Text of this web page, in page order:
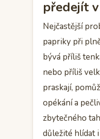
předejít
Nejčastější
papriky při
bývá příliš
nebo příliš
praskají,
opékání a
zbytečného
důležité hlídat